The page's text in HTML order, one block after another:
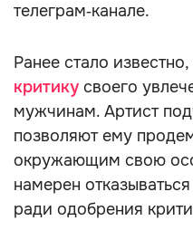
телеграм‑канале.
Ранее стало
критику своего
мужчинам. Артист
позволяют ему
окружающим свою
намерен
ради одобрения